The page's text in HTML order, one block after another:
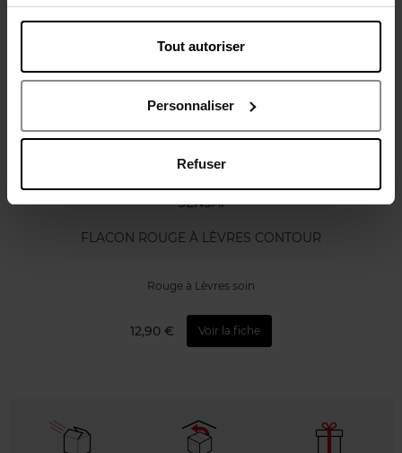
Tout autoriser
Personnaliser
Refuser
Nouveauté
SENSAI
FLACON ROUGE À LÈVRES CONTOUR
Rouge à Lèvres soin
12,90 € Voir la fiche